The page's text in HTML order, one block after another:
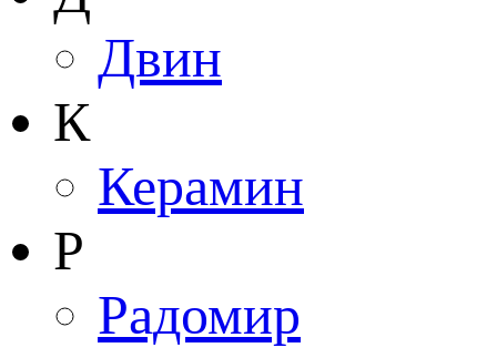
Двин
К
Керамин
Р
Радомир